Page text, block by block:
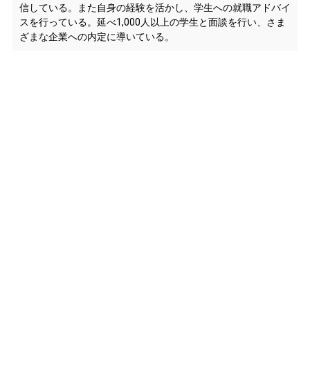
信している。また自身の経験を活かし、学生への就職アドバイ
スを行っている。延べ1,000人以上の学生と面談を行い、さま
ざまな企業への内定に導いている。